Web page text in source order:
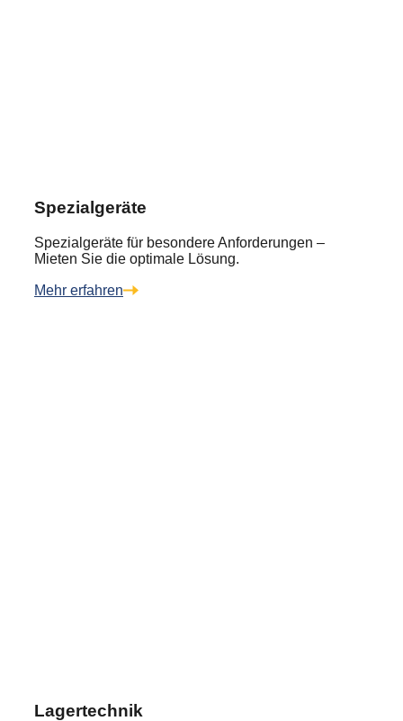
Spezialgeräte
Spezialgeräte für besondere Anforderungen –
Mieten Sie die optimale Lösung.
Mehr erfahren
Lagertechnik